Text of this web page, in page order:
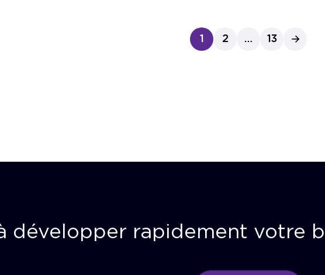
1 2 … 13
développer rapidement votre